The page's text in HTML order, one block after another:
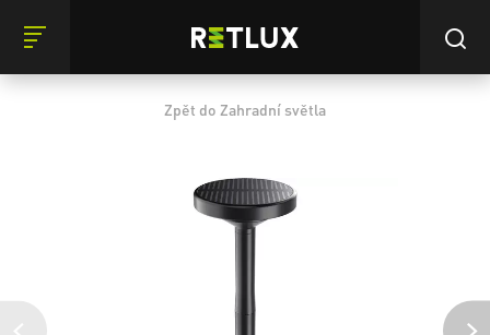
Zpět do Zahradní světla